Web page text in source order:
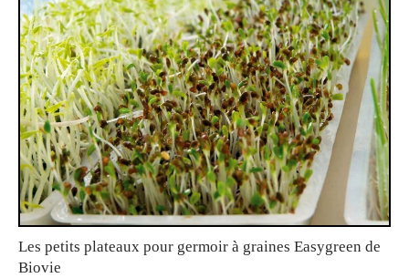
Les petits plateaux pour germoir à graines Easygreen de
Biovie